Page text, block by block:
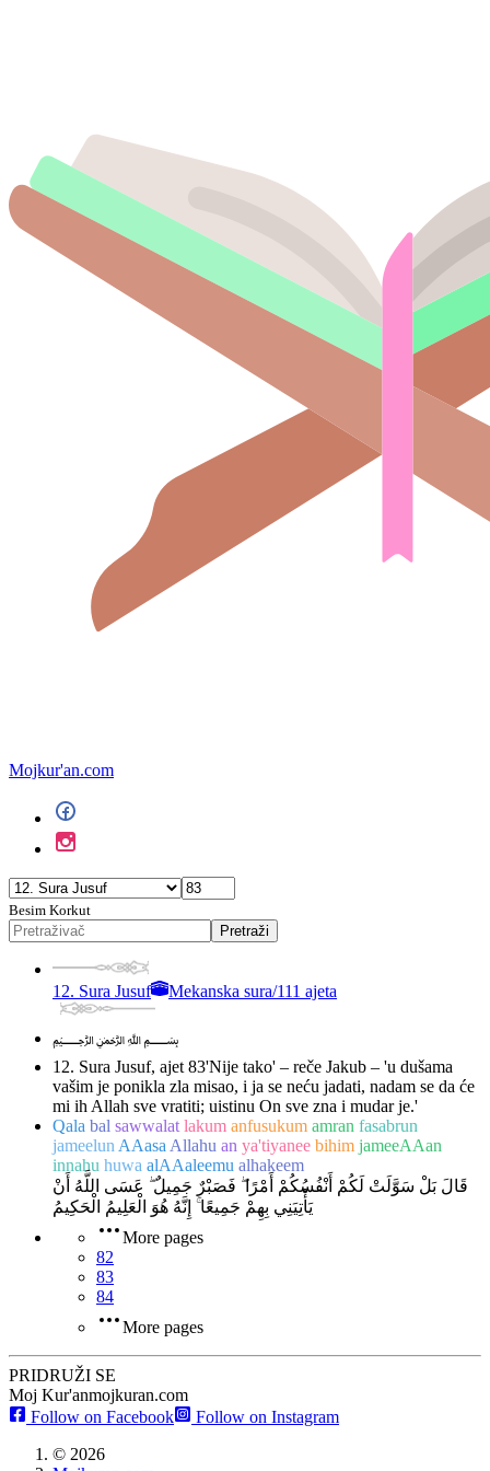
Mojkur'an.com
Besim Korkut
Pretraži
12. Sura Jusuf Mekanska sura/111 ajeta
﷽
12. Sura Jusuf, ajet 83'Nije tako' – reče Jakub – 'u dušama
vašim je ponikla zla misao, i ja se neću jadati, nadam se da će
mi ih Allah sve vratiti; uistinu On sve zna i mudar je.'
Qala bal sawwalat lakum anfusukum amran fasabrun
jameelun AAasa Allahu an ya'tiyanee bihim jameeAAan
innahu huwa alAAaleemu alhakeem
قَالَ بَلْ سَوَّلَتْ لَكُمْ أَنْفُسُكُمْ أَمْرًا ۖ فَصَبْرٌ جَمِيلٌ ۖ عَسَى اللَّهُ أَنْ
يَأْتِيَنِي بِهِمْ جَمِيعًا ۚ إِنَّهُ هُوَ الْعَلِيمُ الْحَكِيمُ
More pages
82
83
84
More pages
PRIDRUŽI SE
Moj Kur'anmojkuran.com
Follow on Facebook
Follow on Instagram
© 2026